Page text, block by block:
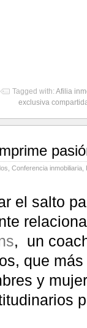
Tagged with: Afilia
exclusiva
Conferencia inmobiliaria
el salto
, un
que
y